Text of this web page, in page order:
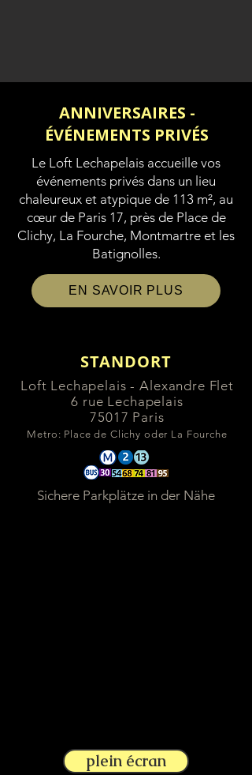
ANNIVERSAIRES -
ÉVÉNEMENTS PRIVÉS
Le Loft Lechapelais accueille vos
événements privés dans un lieu
chaleureux et atypique de 113 m², au
cœur de Paris 17, près de Place de
Clichy, La Fourche, Montmartre et les
Batignolles.
EN SAVOIR PLUS
STANDORT
Loft Lechapelais - Alexandre Flet
6 rue Lechapelais
75017 Paris
Metro: Place de Clichy oder La Fourche
Sichere Parkplätze in der Nähe
plein écran